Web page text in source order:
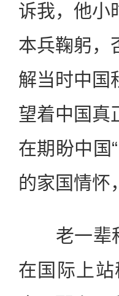
诉我，他小
本兵鞠躬，
解当时中国
望着中国真
在期盼中国
的家国情怀
老一辈科
在国际上